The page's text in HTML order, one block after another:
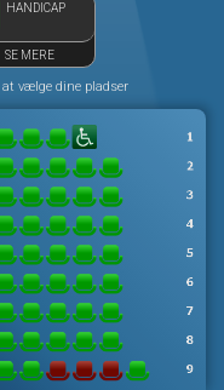
HANDICAP
SE MERE
vælge dine pladser